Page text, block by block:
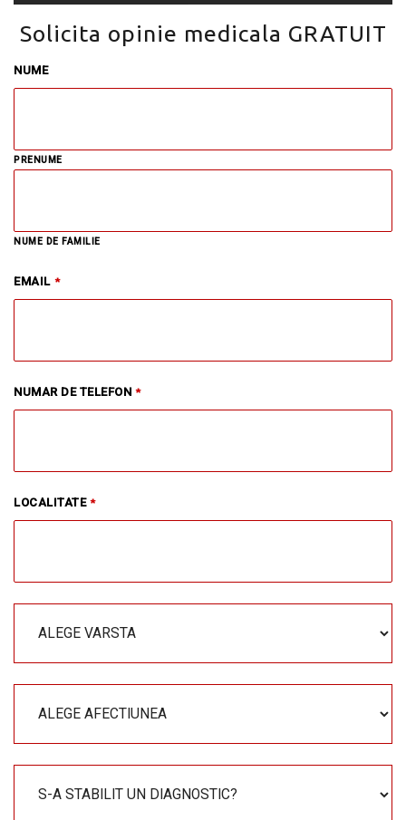
Solicita opinie medicala GRATUIT
NUME
PRENUME
NUME DE FAMILIE
EMAIL *
NUMAR DE TELEFON *
LOCALITATE *